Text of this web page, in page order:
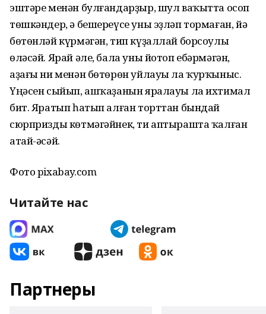
эштәре менән булғандарҙыр, шул ваҡытта осоп
төшкәндер, ә бешереүсе уны эҙләп тормаған, йә
бөтөнләй күрмәгән, тип күҙаллай борсоулы
өләсәй. Ярай әле, бала уны йотоп ебәрмәгән,
аҙағы ни менән бөтөрөн уйлауы ла ҡурҡыныс.
Үңәсен сыйып, ашҡаҙанын яралауы ла ихтимал
бит. Яратып һатып алған торттан бындай
сюрпризды көтмәгәйнек, ти аптырашта ҡалған
атай-әсәй.
Фото pixabay.com
Читайте нас
Партнеры